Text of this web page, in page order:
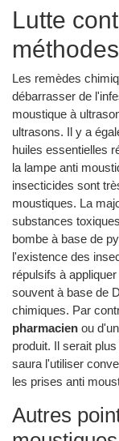
Lutte
Les remèdes
débarrasser de
moustique à
ultrasons. Il y a
huiles essentielles
la lampe anti
insecticides sont
moustiques. La
substances
bombe à base de
l'existence des
répulsifs à
souvent à base de
chimiques. Par
pharmacien ou d'un
produit. Il serait
saura l'utiliser
les prises anti
Autres